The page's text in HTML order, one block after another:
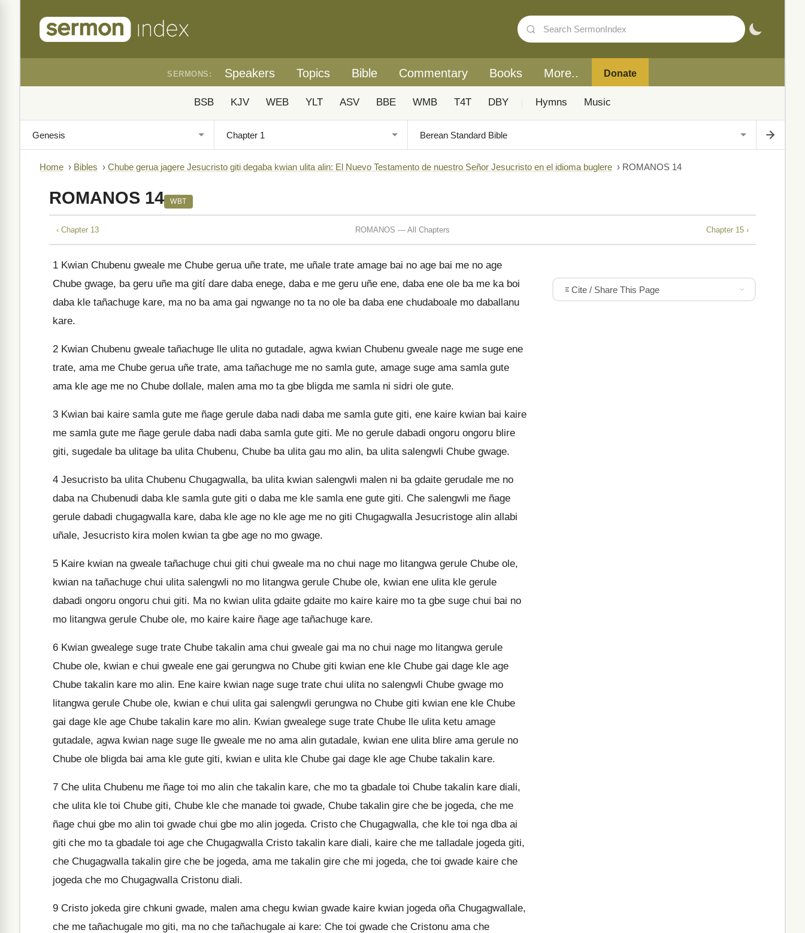
SERMONS: Speakers Topics Bible Commentary Books More.. Donate
BSB KJV WEB YLT ASV BBE WMB T4T DBY Hymns Music
Home › Bibles › Chube gerua jagere Jesucristo giti degaba kwian ulita alin: El Nuevo Testamento de nuestro Señor Jesucristo en el idioma buglere › ROMANOS 14
ROMANOS 14 WBT
‹ Chapter 13 ROMANOS — All Chapters Chapter 15 ›
1 Kwian Chubenu gweale me Chube gerua uñe trate, me uñale trate amage bai no age bai me no age
Chube gwage, ba geru uñe ma gití dare daba enege, daba e me geru uñe ene, daba ene ole ba me ka boi
daba kle tañachuge kare, ma no ba ama gai ngwange no ta no ole ba daba ene chudaboale mo daballanu
kare.
2 Kwian Chubenu gweale tañachuge lle ulita no gutadale, agwa kwian Chubenu gweale nage me suge ene
trate, ama me Chube gerua uñe trate, ama tañachuge me no samla gute, amage suge ama samla gute
ama kle age me no Chube dollale, malen ama mo ta gbe bligda me samla ni sidri ole gute.
3 Kwian bai kaire samla gute me ñage gerule daba nadi daba me samla gute giti, ene kaire kwian bai kaire
me samla gute me ñage gerule daba nadi daba samla gute giti. Me no gerule dabadi ongoru ongoru blire
giti, sugedale ba ulitage ba ulita Chubenu, Chube ba ulita gau mo alin, ba ulita salengwli Chube gwage.
4 Jesucristo ba ulita Chubenu Chugagwalla, ba ulita kwian salengwli malen ni ba gdaite gerudale me no
daba na Chubenudi daba kle samla gute giti o daba me kle samla ene gute giti. Che salengwli me ñage
gerule dabadi chugagwalla kare, daba kle age no kle age me no giti Chugagwalla Jesucristoge alin allabi
uñale, Jesucristo kira molen kwian ta gbe age no mo gwage.
5 Kaire kwian na gweale tañachuge chui giti chui gweale ma no chui nage mo litangwa gerule Chube ole,
kwian na tañachuge chui ulita salengwli no mo litangwa gerule Chube ole, kwian ene ulita kle gerule
dabadi ongoru ongoru chui giti. Ma no kwian ulita gdaite gdaite mo kaire kaire mo ta gbe suge chui bai no
mo litangwa gerule Chube ole, mo kaire kaire ñage age tañachuge kare.
6 Kwian gwealege suge trate Chube takalin ama chui gweale gai ma no chui nage mo litangwa gerule
Chube ole, kwian e chui gweale ene gai gerungwa no Chube giti kwian ene kle Chube gai dage kle age
Chube takalin kare mo alin. Ene kaire kwian nage suge trate chui ulita no salengwli Chube gwage mo
litangwa gerule Chube ole, kwian e chui ulita gai salengwli gerungwa no Chube giti kwian ene kle Chube
gai dage kle age Chube takalin kare mo alin. Kwian gwealege suge trate Chube lle ulita ketu amage
gutadale, agwa kwian nage suge lle gweale me no ama alin gutadale, kwian ene ulita blire ama gerule no
Chube ole bligda bai ama kle gute giti, kwian e ulita kle Chube gai dage kle age Chube takalin kare.
7 Che ulita Chubenu me ñage toi mo alin che takalin kare, che mo ta gbadale toi Chube takalin kare diali,
che ulita kle toi Chube giti, Chube kle che manade toi gwade, Chube takalin gire che be jogeda, che me
ñage chui gbe mo alin toi gwade chui gbe mo alin jogeda. Cristo che Chugagwalla, che kle toi nga dba ai
giti che mo ta gbadale toi age che Chugagwalla Cristo takalin kare diali, kaire che me talladale jogeda giti,
che Chugagwalla takalin gire che be jogeda, ama me takalin gire che mi jogeda, che toi gwade kaire che
jogeda che mo Chugagwalla Cristonu diali.
9 Cristo jokeda gire chkuni gwade, malen ama chegu kwian gwade kaire kwian jogeda oña Chugagwallale,
che me tañachugale mo giti, ma no che tañachugale ai kare: Che toi gwade che Cristonu ama che
Cite / Share This Page